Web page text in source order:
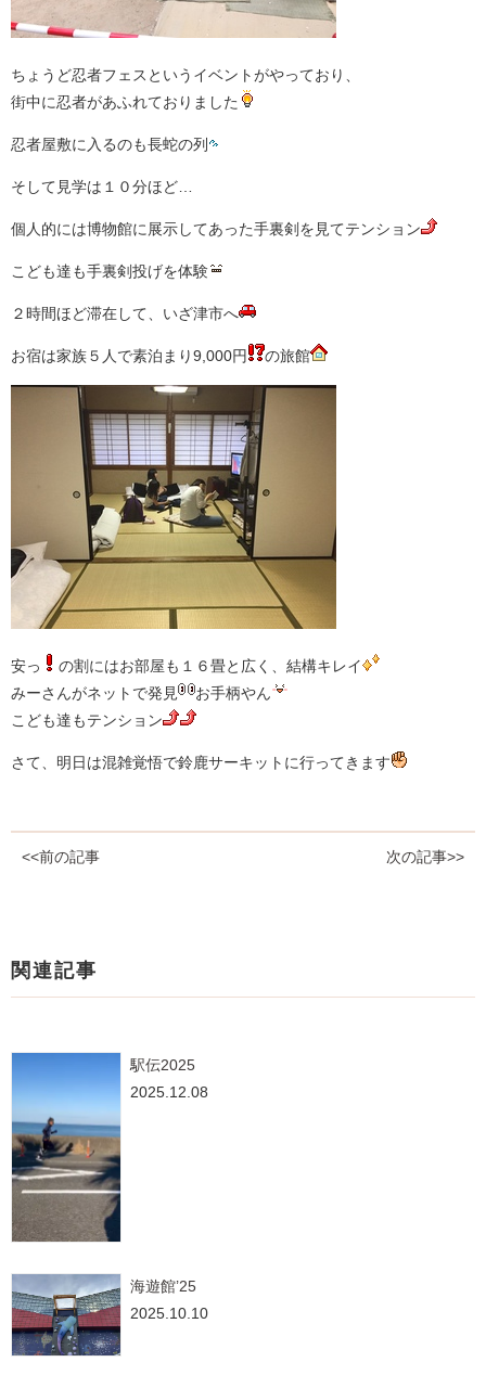
ちょうど忍者フェスというイベントがやっており、
街中に忍者があふれておりました
忍者屋敷に入るのも長蛇の列
そして見学は１０分ほど…
個人的には博物館に展示してあった手裏剣を見てテンション
こども達も手裏剣投げを体験
２時間ほど滞在して、いざ津市へ
お宿は家族５人で素泊まり9,000円 の旅館
安っ
の割にはお部屋も１６畳と広く、結構キレイ
みーさんがネットで発見
お手柄やん
こども達もテンション
さて、明日は混雑覚悟で鈴鹿サーキットに行ってきます
<<前の記事 次の記事>>
関連記事
駅伝2025
2025.12.08
海遊館’25
2025.10.10